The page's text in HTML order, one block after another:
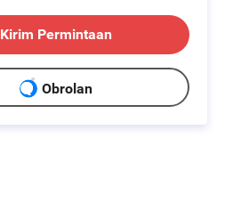
Kirim Permintaan
Obrolan